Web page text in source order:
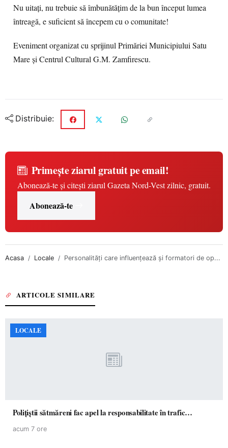
Nu uitați, nu trebuie să îmbunătățim de la bun început lumea
întreagă, e suficient să începem cu o comunitate!
Eveniment organizat cu sprijinul Primăriei Municipiului Satu
Mare și Centrul Cultural G.M. Zamfirescu.
Distribuie:
Primește ziarul gratuit pe email!
Abonează-te și citești ziarul Gazeta Nord-Vest zilnic, gratuit.
Abonează-te
Acasa Locale Personalități care influențează și formatori de op...
ARTICOLE SIMILARE
LOCALE
Polițiștii sătmăreni fac apel la responsabilitate în trafic…
acum 7 ore